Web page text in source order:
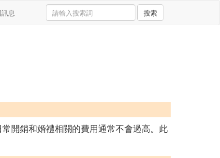
息 搜索
開銷和婚禮相關的費用通常不會過高。此